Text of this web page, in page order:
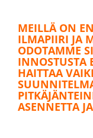
MEILLÄ ON
ILMAPIIRI JA
ODOTAMME
INNOSTUSTA
HAITTAA
ASENNETTA